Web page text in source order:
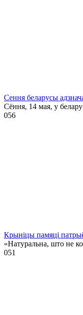
Сення беларусы
Сёння, 14 мая, у
056
Крыніцы памяці
«Натуральна, што не
051